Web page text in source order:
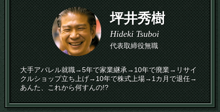
坪井秀樹
Hideki Tsuboi
代表取締役無職
大手アパレル就職→5年で家業継承→10年で廃業→リサイ
クルショップ立ち上げ→10年で株式上場→1カ月で退任→
あんた、これから何すんの!?